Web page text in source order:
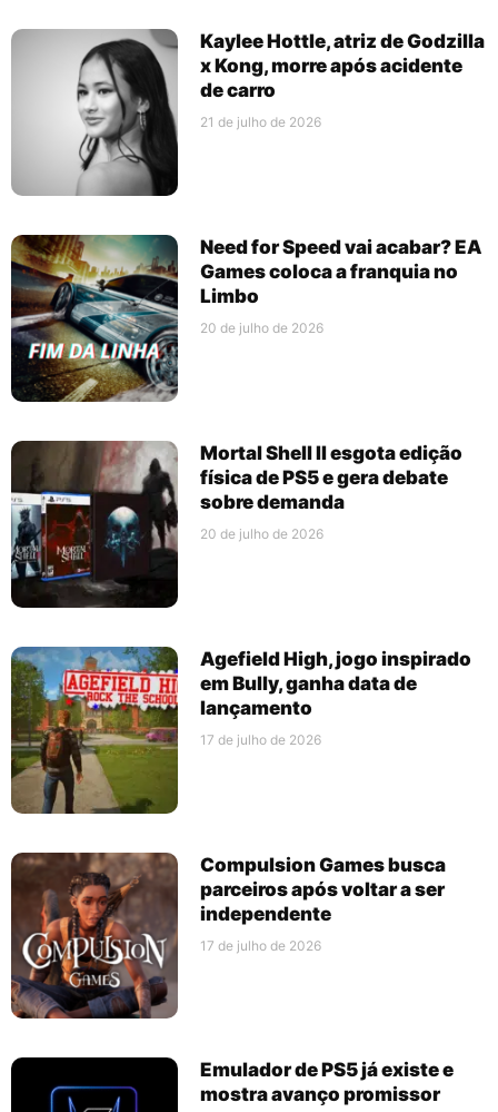
Kaylee Hottle, atriz de Godzilla
x Kong, morre após acidente
de carro
21 de julho de 2026
Need for Speed vai acabar? EA
Games coloca a franquia no
Limbo
20 de julho de 2026
Mortal Shell II esgota edição
física de PS5 e gera debate
sobre demanda
20 de julho de 2026
Agefield High, jogo inspirado
em Bully, ganha data de
lançamento
17 de julho de 2026
Compulsion Games busca
parceiros após voltar a ser
independente
17 de julho de 2026
Emulador de PS5 já existe e
mostra avanço promissor